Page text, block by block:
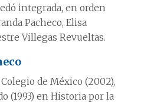
integrada, en orden
Pacheco, Elisa
Villegas Revueltas.
de México (2002),
(1993) en Historia por la